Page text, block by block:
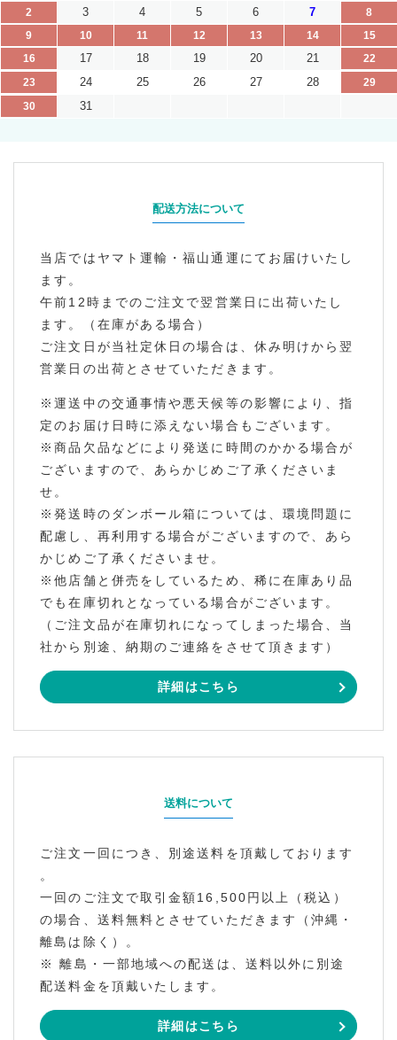
2 3 4 5 6 7
8
9
10 11 12 13 14
15
16
17 18 19 20 21
22
23
24 25 26 27 28
29
30
31
配送方法について
当店ではヤマト運輸・福山通運にてお届けいたし
ます。
午前12時までのご注文で翌営業日に出荷いたし
ます。（在庫がある場合）
ご注文日が当社定休日の場合は、休み明けから翌
営業日の出荷とさせていただきます。
※運送中の交通事情や悪天候等の影響により、指
定のお届け日時に添えない場合もございます。
※商品欠品などにより発送に時間のかかる場合が
ございますので、あらかじめご了承くださいま
せ。
※発送時のダンボール箱については、環境問題に
配慮し、再利用する場合がございますので、あら
かじめご了承くださいませ。
※他店舗と併売をしているため、稀に在庫あり品
でも在庫切れとなっている場合がございます。
（ご注文品が在庫切れになってしまった場合、当
社から別途、納期のご連絡をさせて頂きます）
詳細はこちら
送料について
ご注文一回につき、別途送料を頂戴しております
。
一回のご注文で取引金額16,500円以上（税込）
の場合、送料無料とさせていただきます（沖縄・
離島は除く）。
※ 離島・一部地域への配送は、送料以外に別途
配送料金を頂戴いたします。
詳細はこちら